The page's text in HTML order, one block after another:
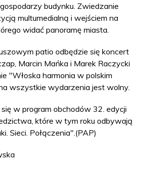
budynku. Zwiedzanie
multumedialną i wejściem na
widać panoramę miasta.
patio odbędzie się koncert
Marcin Mańka i Marek Raczycki
"Włoska harmonia w polskim
wszystkie wydarzenia jest wolny.
w program obchodów 32. edycji
które w tym roku odbywają
Sieci. Połączenia".(PAP)